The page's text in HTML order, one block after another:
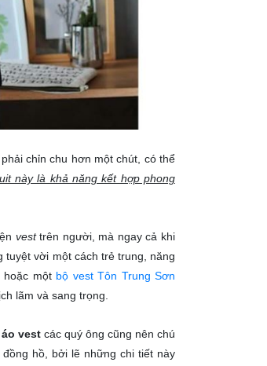
chỉn chu hơn một chút, có thể
này là khả năng kết hợp phong
vesttrên người, mà ngay cả khi
vời một cách trẻ trung, năng
hoặc một bộ vest Tôn Trung Sơn
lãm và sang trọng.
áo vest các quý ông cũng nên chú
hồ, bởi lẽ những chi tiết này